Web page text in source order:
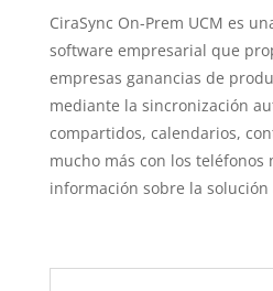
CiraSync On-Prem UCM es
software empresarial que
empresas ganancias de
mediante la sincronización
compartidos, calendarios,
mucho más con los teléfonos
información sobre la solución